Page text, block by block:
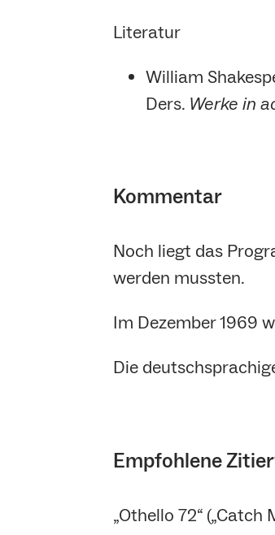
Literatur
William
Ders. Werke in
Kommentar
Noch liegt das
werden mussten.
Im Dezember 1969
Die
Empfohlene
„Othello 72“